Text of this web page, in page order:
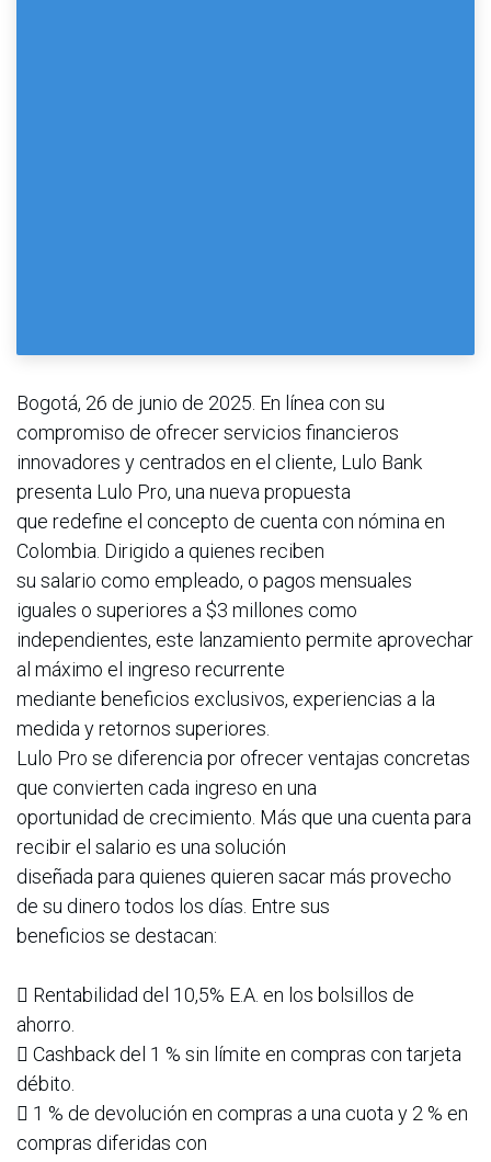
Bogotá, 26 de junio de 2025. En línea con su
compromiso de ofrecer servicios financieros
innovadores y centrados en el cliente, Lulo Bank
presenta Lulo Pro, una nueva propuesta
que redefine el concepto de cuenta con nómina en
Colombia. Dirigido a quienes reciben
su salario como empleado, o pagos mensuales
iguales o superiores a $3 millones como
independientes, este lanzamiento permite aprovechar
al máximo el ingreso recurrente
mediante beneficios exclusivos, experiencias a la
medida y retornos superiores.
Lulo Pro se diferencia por ofrecer ventajas concretas
que convierten cada ingreso en una
oportunidad de crecimiento. Más que una cuenta para
recibir el salario es una solución
diseñada para quienes quieren sacar más provecho
de su dinero todos los días. Entre sus
beneficios se destacan:
 Rentabilidad del 10,5% E.A. en los bolsillos de
ahorro.
 Cashback del 1 % sin límite en compras con tarjeta
débito.
 1 % de devolución en compras a una cuota y 2 % en
compras diferidas con